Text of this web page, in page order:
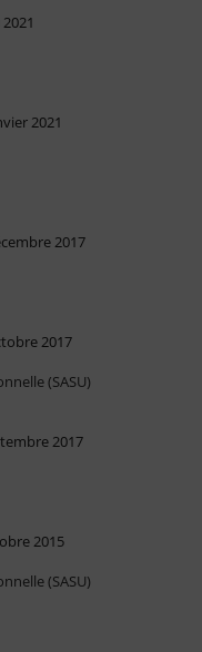
2021
2017
2017
(SASU)
2017
2015
(SASU)